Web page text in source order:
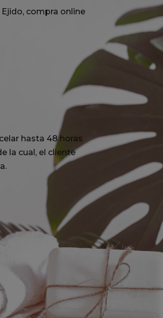
compra online
hasta 48 horas
la cual, el cliente